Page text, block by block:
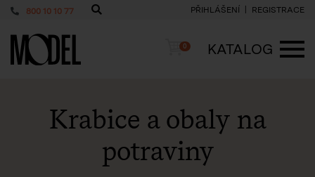
800 10 10 77 PŘIHLÁŠENÍ REGISTRACE
PackShop Košík
0
KATALOG
Krabice a obaly na
potraviny